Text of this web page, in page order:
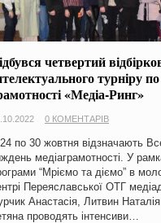
четвертий
турніру
«Медіа-Ринг»
0 КОМЕНТАРІВ
по 30 жовтня відзначають
медіаграмотності. У
“Мріємо та діємо” в
Переяславської ОТГ
Анастасія, Литвин
проводять інтенсиви…